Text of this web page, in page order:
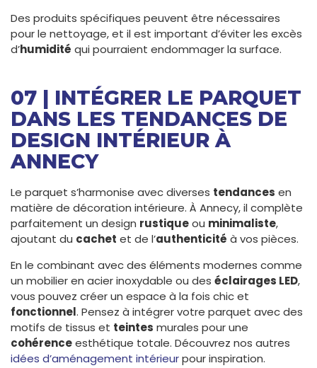
Des produits spécifiques peuvent être nécessaires
pour le nettoyage, et il est important d’éviter les excès
d’humidité qui pourraient endommager la surface.
07 | INTÉGRER LE PARQUET
DANS LES TENDANCES DE
DESIGN INTÉRIEUR À
ANNECY
Le parquet s’harmonise avec diverses tendances en
matière de décoration intérieure. À Annecy, il complète
parfaitement un design rustiqueou minimaliste,
ajoutant du cachet et de l’authenticité à vos pièces.
En le combinant avec des éléments modernes comme
un mobilier en acier inoxydable ou des éclairages LED,
vous pouvez créer un espace à la fois chic et
fonctionnel. Pensez à intégrer votre parquet avec des
motifs de tissus et teintes murales pour une
cohérenceesthétique totale. Découvrez nos autres
idées d’aménagement intérieurpour inspiration.